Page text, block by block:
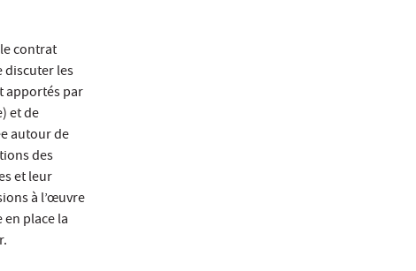
contrat
discuter les
apportés par
et de
autour de
des
et leur
à l’œuvre
place la